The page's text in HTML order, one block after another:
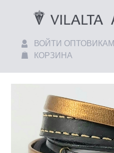
ВОЙТИ ОПТОВИКАМ
КОРЗИНА